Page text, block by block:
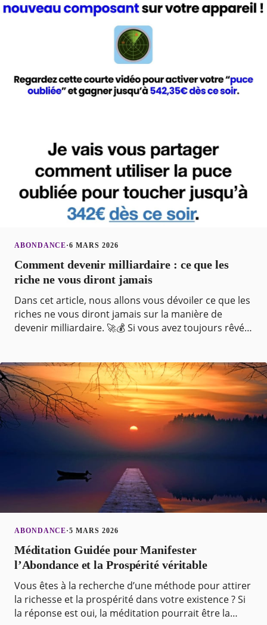
ABONDANCE·6 MARS 2026
Comment devenir milliardaire : ce que les
riche ne vous diront jamais
Dans cet article, nous allons vous dévoiler ce que les
riches ne vous diront jamais sur la manière de
devenir milliardaire. 🚀💰 Si vous avez toujours rêvé
ABONDANCE·5 MARS 2026
Méditation Guidée pour Manifester
l’Abondance et la Prospérité véritable
Vous êtes à la recherche d’une méthode pour attirer
la richesse et la prospérité dans votre existence ? Si
la réponse est oui, la méditation pourrait être la